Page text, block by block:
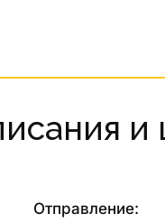
и
Отправление: